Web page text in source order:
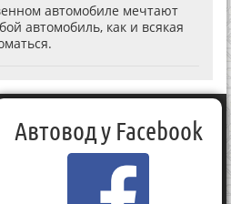
автомобиле мечтают
автомобиль, как и всякая
Україна
Автовод у Facebook